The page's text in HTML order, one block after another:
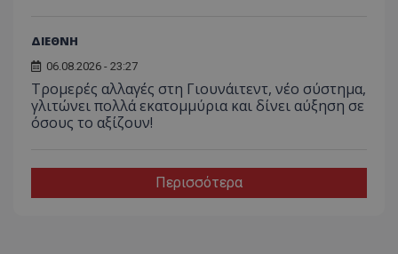
ΔΙΕΘΝΗ
06.08.2026 - 23:27
Τρομερές αλλαγές στη Γιουνάιτεντ, νέο σύστημα,
γλιτώνει πολλά εκατομμύρια και δίνει αύξηση σε
όσους το αξίζουν!
Περισσότερα